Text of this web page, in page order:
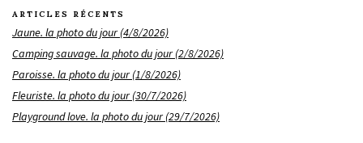
ARTICLES RÉCENTS
Jaune. la photo du jour (4/8/2026)
Camping sauvage. la photo du jour (2/8/2026)
Paroisse. la photo du jour (1/8/2026)
Fleuriste. la photo du jour (30/7/2026)
Playground love. la photo du jour (29/7/2026)